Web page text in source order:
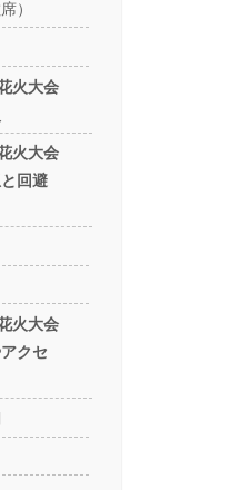
）
火大会
火大会
回避
火大会
クセ